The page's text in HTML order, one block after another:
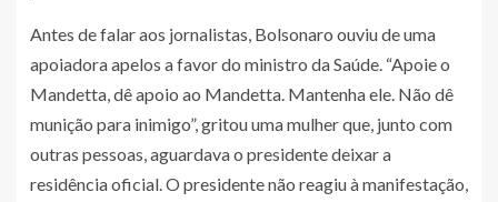
Antes de falar aos jornalistas, Bolsonaro ouviu de uma
apoiadora apelos a favor do ministro da Saúde. “Apoie o
Mandetta, dê apoio ao Mandetta. Mantenha ele. Não dê
munição para inimigo​”, gritou uma mulher que, junto com
outras pessoas, aguardava o presidente deixar a
residência oficial. O presidente não reagiu à manifestação,